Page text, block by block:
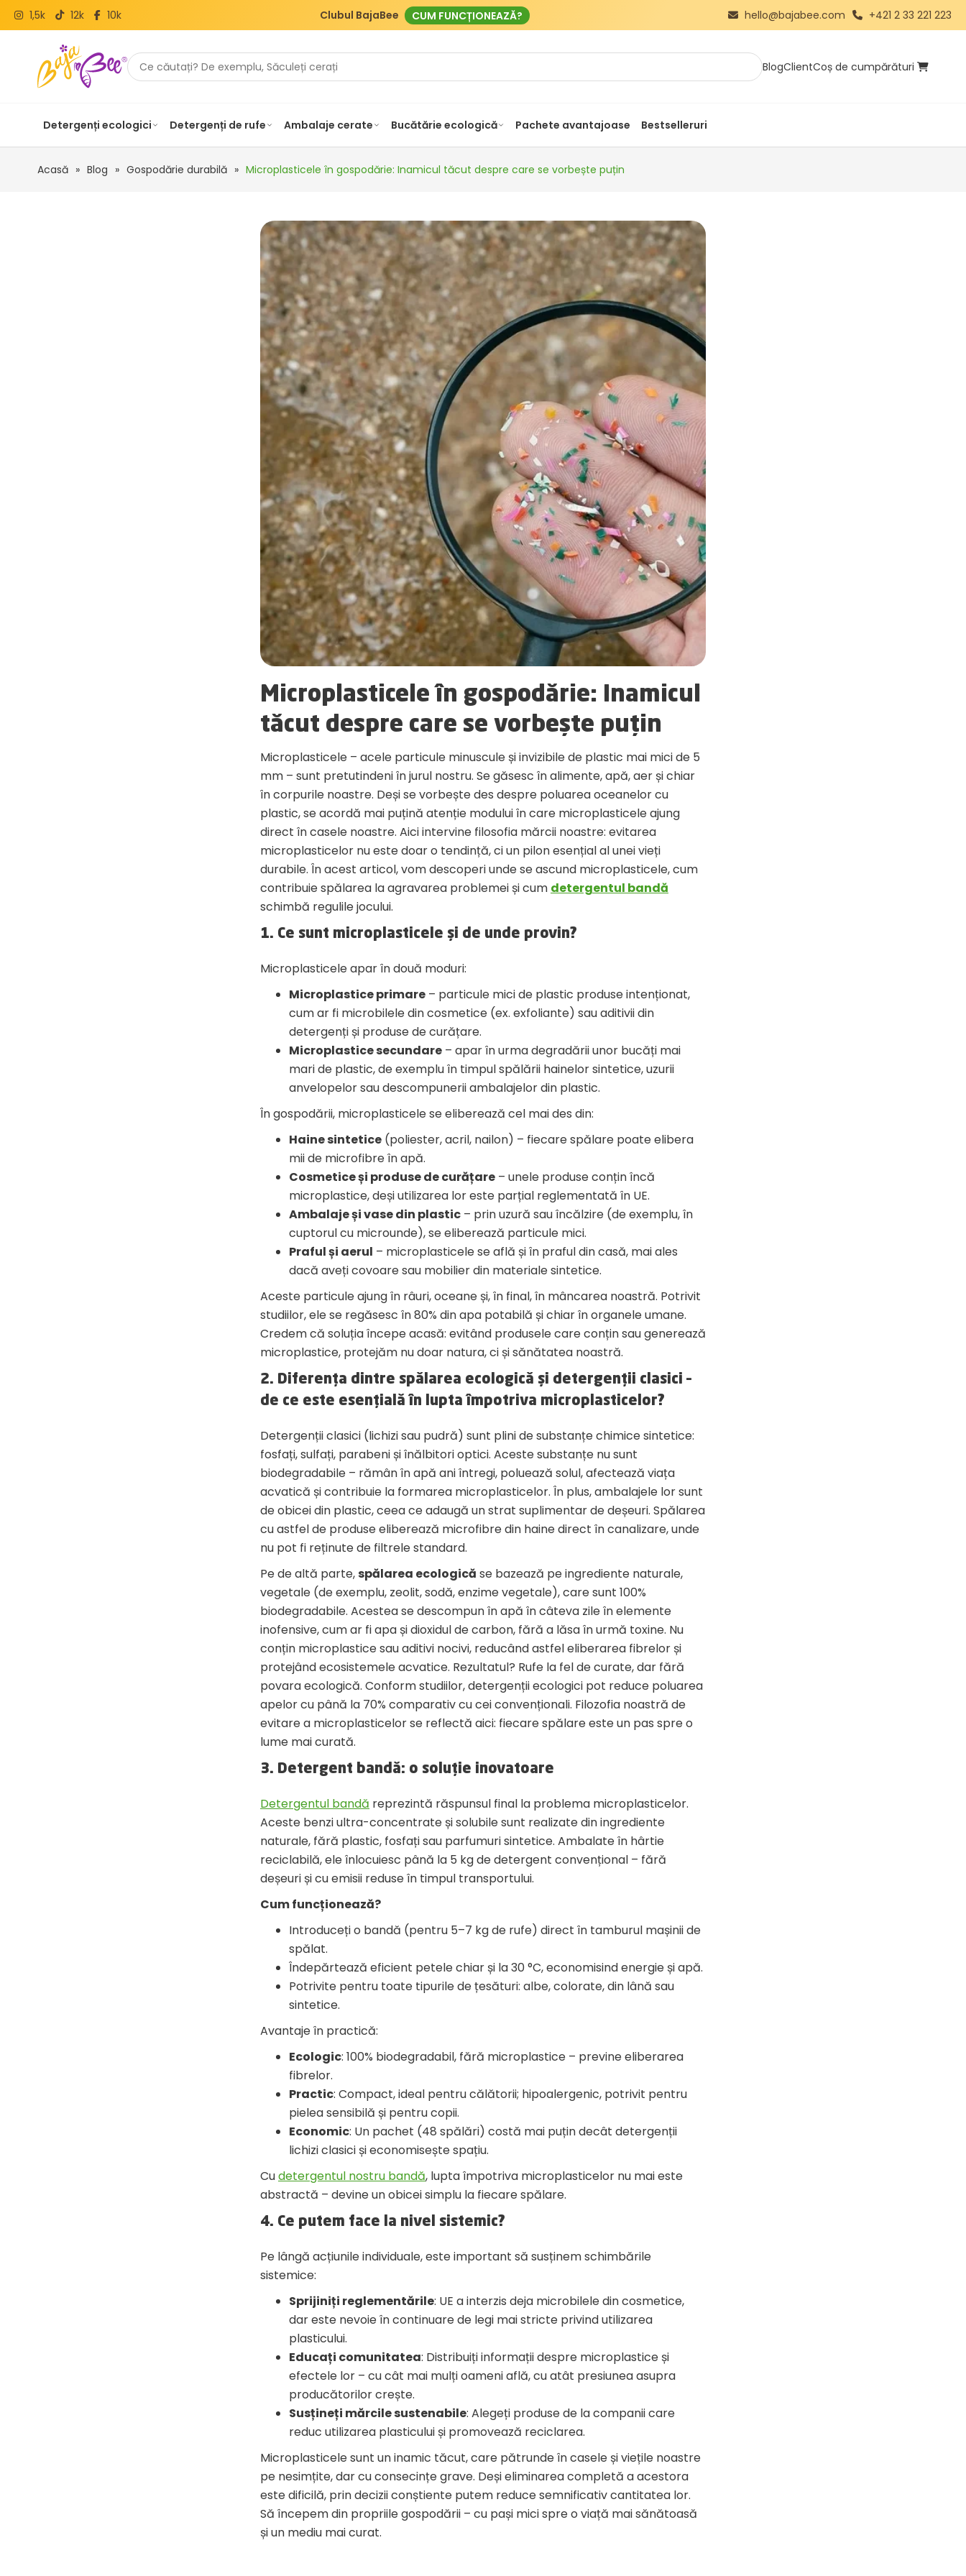
1,5k 12k 10k Clubul BajaBee CUM FUNCȚIONEAZĂ? hello@bajabee.com +421 2 33 221 223
BlogClientCoș de cumpărături
Detergenți ecologici Detergenți de rufe Ambalaje cerate Bucătărie ecologică Pachete avantajoase Bestselleruri
Acasă » Blog » Gospodărie durabilă » Microplasticele în gospodărie: Inamicul tăcut despre care se vorbește puțin
Microplasticele în gospodărie: Inamicul
tăcut despre care se vorbește puțin
Microplasticele – acele particule minuscule și invizibile de plastic mai mici de 5
mm – sunt pretutindeni în jurul nostru. Se găsesc în alimente, apă, aer și chiar
în corpurile noastre. Deși se vorbește des despre poluarea oceanelor cu
plastic, se acordă mai puțină atenție modului în care microplasticele ajung
direct în casele noastre. Aici intervine filosofia mărcii noastre: evitarea
microplasticelor nu este doar o tendință, ci un pilon esențial al unei vieți
durabile. În acest articol, vom descoperi unde se ascund microplasticele, cum
contribuie spălarea la agravarea problemei și cum detergentul bandă
schimbă regulile jocului.
1. Ce sunt microplasticele și de unde provin?
Microplasticele apar în două moduri:
Microplastice primare – particule mici de plastic produse intenționat,
cum ar fi microbilele din cosmetice (ex. exfoliante) sau aditivii din
detergenți și produse de curățare.
Microplastice secundare – apar în urma degradării unor bucăți mai
mari de plastic, de exemplu în timpul spălării hainelor sintetice, uzurii
anvelopelor sau descompunerii ambalajelor din plastic.
În gospodării, microplasticele se eliberează cel mai des din:
Haine sintetice (poliester, acril, nailon) – fiecare spălare poate elibera
mii de microfibre în apă.
Cosmetice și produse de curățare – unele produse conțin încă
microplastice, deși utilizarea lor este parțial reglementată în UE.
Ambalaje și vase din plastic – prin uzură sau încălzire (de exemplu, în
cuptorul cu microunde), se eliberează particule mici.
Praful și aerul – microplasticele se află și în praful din casă, mai ales
dacă aveți covoare sau mobilier din materiale sintetice.
Aceste particule ajung în râuri, oceane și, în final, în mâncarea noastră. Potrivit
studiilor, ele se regăsesc în 80% din apa potabilă și chiar în organele umane.
Credem că soluția începe acasă: evitând produsele care conțin sau generează
microplastice, protejăm nu doar natura, ci și sănătatea noastră.
2. Diferența dintre spălarea ecologică și detergenții clasici –
de ce este esențială în lupta împotriva microplasticelor?
Detergenții clasici (lichizi sau pudră) sunt plini de substanțe chimice sintetice:
fosfați, sulfați, parabeni și înălbitori optici. Aceste substanțe nu sunt
biodegradabile – rămân în apă ani întregi, poluează solul, afectează viața
acvatică și contribuie la formarea microplasticelor. În plus, ambalajele lor sunt
de obicei din plastic, ceea ce adaugă un strat suplimentar de deșeuri. Spălarea
cu astfel de produse eliberează microfibre din haine direct în canalizare, unde
nu pot fi reținute de filtrele standard.
Pe de altă parte, spălarea ecologică se bazează pe ingrediente naturale,
vegetale (de exemplu, zeolit, sodă, enzime vegetale), care sunt 100%
biodegradabile. Acestea se descompun în apă în câteva zile în elemente
inofensive, cum ar fi apa și dioxidul de carbon, fără a lăsa în urmă toxine. Nu
conțin microplastice sau aditivi nocivi, reducând astfel eliberarea fibrelor și
protejând ecosistemele acvatice. Rezultatul? Rufe la fel de curate, dar fără
povara ecologică. Conform studiilor, detergenții ecologici pot reduce poluarea
apelor cu până la 70% comparativ cu cei convenționali. Filozofia noastră de
evitare a microplasticelor se reflectă aici: fiecare spălare este un pas spre o
lume mai curată.
3. Detergent bandă: o soluție inovatoare
Detergentul bandă reprezintă răspunsul final la problema microplasticelor.
Aceste benzi ultra-concentrate și solubile sunt realizate din ingrediente
naturale, fără plastic, fosfați sau parfumuri sintetice. Ambalate în hârtie
reciclabilă, ele înlocuiesc până la 5 kg de detergent convențional – fără
deșeuri și cu emisii reduse în timpul transportului.
Cum funcționează?
Introduceți o bandă (pentru 5–7 kg de rufe) direct în tamburul mașinii de
spălat.
Îndepărtează eficient petele chiar și la 30 °C, economisind energie și apă.
Potrivite pentru toate tipurile de țesături: albe, colorate, din lână sau
sintetice.
Avantaje în practică:
Ecologic: 100% biodegradabil, fără microplastice – previne eliberarea
fibrelor.
Practic: Compact, ideal pentru călătorii; hipoalergenic, potrivit pentru
pielea sensibilă și pentru copii.
Economic: Un pachet (48 spălări) costă mai puțin decât detergenții
lichizi clasici și economisește spațiu.
Cudetergentul nostru bandă, lupta împotriva microplasticelor nu mai este
abstractă – devine un obicei simplu la fiecare spălare.
4. Ce putem face la nivel sistemic?
Pe lângă acțiunile individuale, este important să susținem schimbările
sistemice:
Sprijiniți reglementările: UE a interzis deja microbilele din cosmetice,
dar este nevoie în continuare de legi mai stricte privind utilizarea
plasticului.
Educați comunitatea: Distribuiți informații despre microplastice și
efectele lor – cu cât mai mulți oameni află, cu atât presiunea asupra
producătorilor crește.
Susțineți mărcile sustenabile: Alegeți produse de la companii care
reduc utilizarea plasticului și promovează reciclarea.
Microplasticele sunt un inamic tăcut, care pătrunde în casele și viețile noastre
pe nesimțite, dar cu consecințe grave. Deși eliminarea completă a acestora
este dificilă, prin decizii conștiente putem reduce semnificativ cantitatea lor.
Să începem din propriile gospodării – cu pași mici spre o viață mai sănătoasă
și un mediu mai curat.